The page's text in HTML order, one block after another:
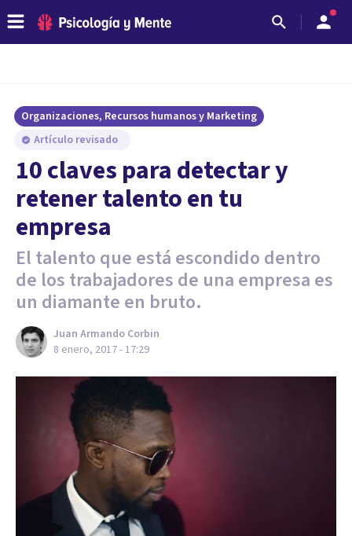
Organizaciones, Recursos humanos y Marketing
Artículo revisado
10 claves para detectar y
retener talento en tu
empresa
El talento que está escondido dentro
de los trabajadores de una empresa es
un diamante en bruto.
Juan Armando Corbin
8 enero, 2017 - 17:29